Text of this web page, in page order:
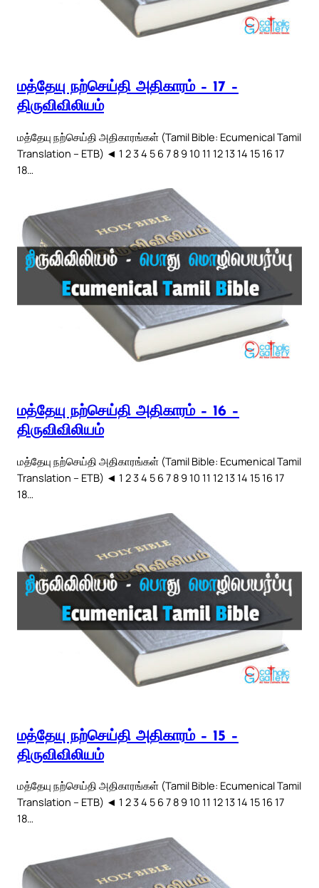
மத்தேயு நற்செய்தி அதிகாரம் – 17 –
திருவிவிலியம்
மத்தேயு நற்செய்தி அதிகாரங்கள் (Tamil Bible: Ecumenical Tamil
Translation – ETB) ◄ 1 2 3 4 5 6 7 8 9 10 11 12 13 14 15 16 17
18…
மத்தேயு நற்செய்தி அதிகாரம் – 16 –
திருவிவிலியம்
மத்தேயு நற்செய்தி அதிகாரங்கள் (Tamil Bible: Ecumenical Tamil
Translation – ETB) ◄ 1 2 3 4 5 6 7 8 9 10 11 12 13 14 15 16 17
18…
மத்தேயு நற்செய்தி அதிகாரம் – 15 –
திருவிவிலியம்
மத்தேயு நற்செய்தி அதிகாரங்கள் (Tamil Bible: Ecumenical Tamil
Translation – ETB) ◄ 1 2 3 4 5 6 7 8 9 10 11 12 13 14 15 16 17
18…